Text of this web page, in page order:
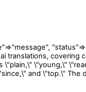
translations,
\"young,\"
and \"top.\"